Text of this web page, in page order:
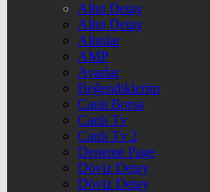
Altın Detay
Altın Detay
Altınlar
AMP
Ayarlar
Beğendiklerim
Canlı Borsa
Canlı Tv
Canlı Tv 2
Deneme Page
Döviz Detay
Döviz Detay